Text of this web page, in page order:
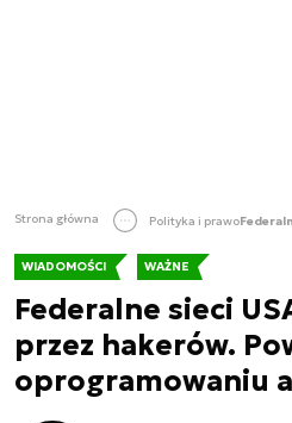
Strona główna Polityka i prawo
WIADOMOŚCI WAŻNE
Federalne sieci
przez hakerów.
oprogramowaniu